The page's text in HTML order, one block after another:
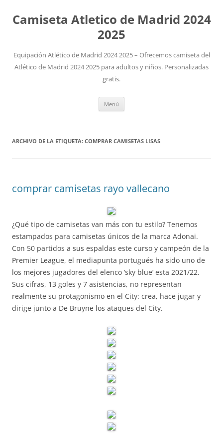
Camiseta Atletico de Madrid 2024
2025
Equipación Atlético de Madrid 2024 2025 – Ofrecemos camiseta del
Atlético de Madrid 2024 2025 para adultos y niños. Personalizadas
gratis.
Menú
ARCHIVO DE LA ETIQUETA: COMPRAR CAMISETAS LISAS
comprar camisetas rayo vallecano
¿Qué tipo de camisetas van más con tu estilo? Tenemos
estampados para camisetas únicos de la marca Adonai.
Con 50 partidos a sus espaldas este curso y campeón de la
Premier League, el mediapunta portugués ha sido uno de
los mejores jugadores del elenco ‘sky blue’ esta 2021/22.
Sus cifras, 13 goles y 7 asistencias, no representan
realmente su protagonismo en el City: crea, hace jugar y
dirige junto a De Bruyne los ataques del City.